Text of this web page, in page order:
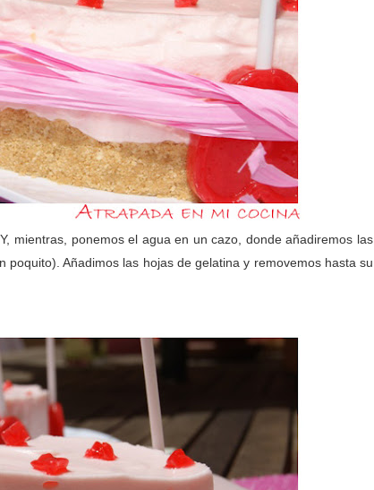
mientras, ponemos el agua en un cazo, donde añadiremos las
Añadimos las hojas de gelatina y removemos hasta su